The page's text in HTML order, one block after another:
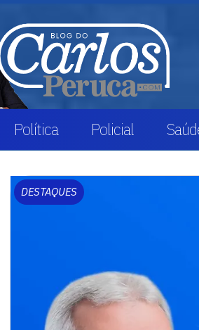
Política Policial
DESTAQUES